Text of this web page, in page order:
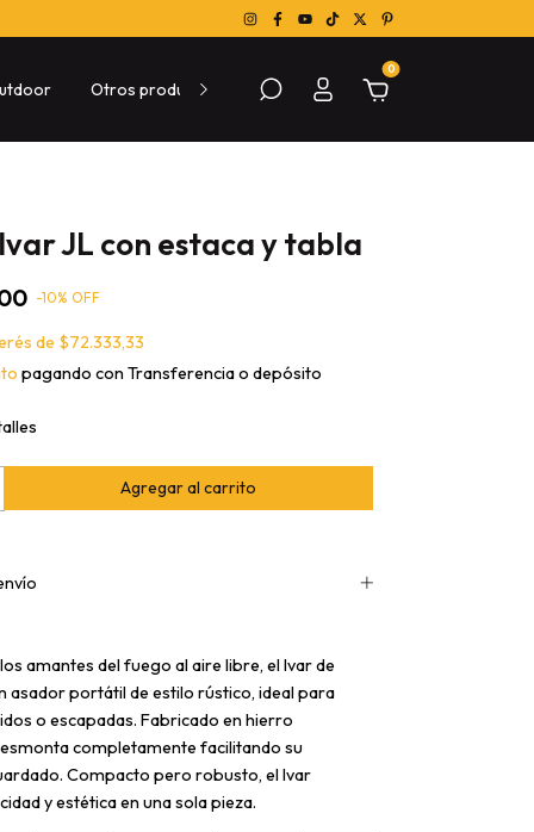
Otros productos Sobre las compras
0
JL con estaca y tabla
-10% OFF
de $72.333,33
pagando con Transferencia o depósito
amantes del fuego al aire libre, el Ivar de
asador portátil de estilo rústico, ideal para
o escapadas. Fabricado en hierro
completamente facilitando su
Compacto pero robusto, el Ivar
y estética en una sola pieza.